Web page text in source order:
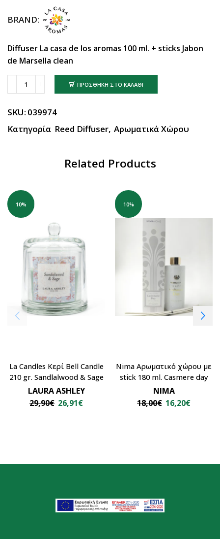
BRAND:
Diffuser La casa de los aromas 100 ml. + sticks Jabon
de Marsella clean
ΠΡΟΣΘΉΚΗ ΣΤΟ ΚΑΛΆΘΙ
SKU: 039974
Κατηγορία Reed Diffuser, Αρωματικά Χώρου
Related Products
10%
La Candles Κερί Bell Candle
210 gr. Sandlalwood & Sage
LAURA ASHLEY
29,90€ 26,91€
10%
Nima Αρωματικό χώρου με
stick 180 ml. Casmere day
NIMA
18,00€ 16,20€